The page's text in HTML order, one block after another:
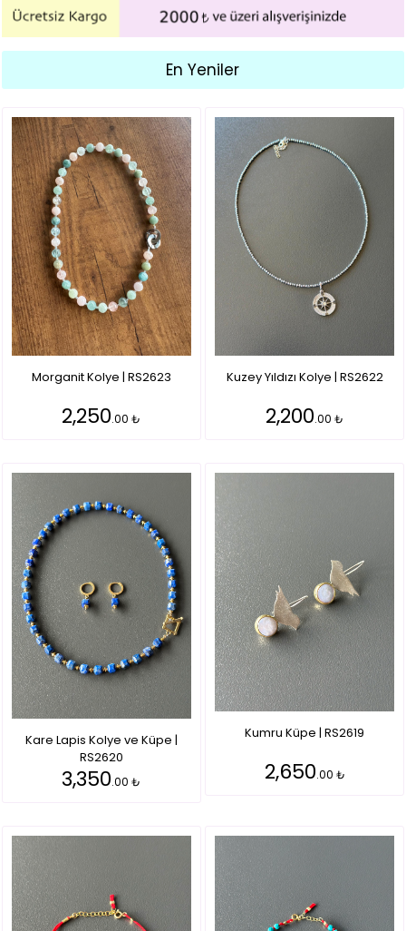
En Yeniler
Morganit Kolye | RS2623
2,250.00 ₺
Kuzey Yıldızı Kolye | RS2622
2,200.00 ₺
Kare Lapis Kolye ve Küpe |
RS2620
3,350.00 ₺
Kumru Küpe | RS2619
2,650.00 ₺